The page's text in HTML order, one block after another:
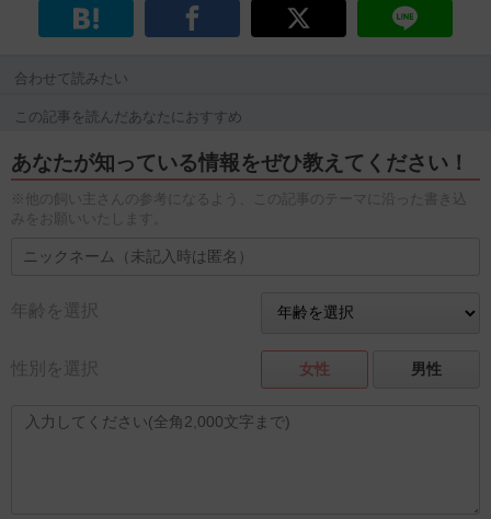
合わせて読みたい
この記事を読んだあなたにおすすめ
あなたが知っている情報をぜひ教えてください！
※他の飼い主さんの参考になるよう、この記事のテーマに沿った書き込
みをお願いいたします。
年齢を選択
性別を選択 女性 男性